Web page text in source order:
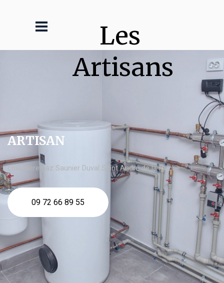
Les
Artisans
ARTISAN
chaudière gaz Saunier Duval Saint André de la Roche
09 72 66 89 55